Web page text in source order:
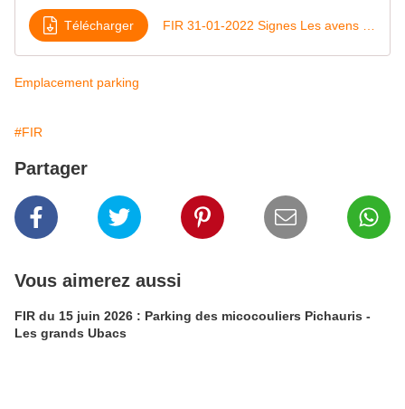
Télécharger
Emplacement parking
#FIR
Partager
Vous aimerez aussi
FIR du 15 juin 2026 : Parking des micocouliers Pichauris -
Les grands Ubacs